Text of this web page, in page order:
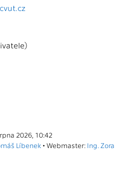
2026, 10:42
Líbenek • Webmaster: Ing. Zora